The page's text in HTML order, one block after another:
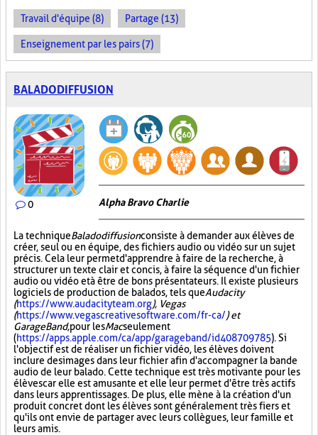
Travail d'équipe (8) Partage (13)
Enseignement par les pairs (7)
BALADODIFFUSION
0 Alpha Bravo Charlie
La techniqueBaladodiffusionconsiste à demander aux élèves de
créer, seul ou en équipe, des fichiers audio ou vidéo sur un sujet
précis. Cela leur permet d'apprendre à faire de la recherche, à
structurer un texte clair et concis, à faire la séquence d'un fichier
audio ou vidéo et à être de bons présentateurs. Il existe plusieurs
logiciels de production de balados, tels queAudacity
(https://www.audacityteam.org), Vegas
(https://www.vegascreativesoftware.com/fr-ca/) et
GarageBand,pour lesMacseulement
(https://apps.apple.com/ca/app/garageband/id408709785). Si
l'objectif est de réaliser un fichier vidéo, les élèves doivent
inclure des images dans leur fichier afin d'accompagner la bande
audio de leur balado. Cette technique est très motivante pour les
élèves car elle est amusante et elle leur permet d'être très actifs
dans leurs apprentissages. De plus, elle mène à la création d'un
produit concret dont les élèves sont généralement très fiers et
qu'ils ont envie de partager avec leurs collègues, leur famille et
leurs amis.